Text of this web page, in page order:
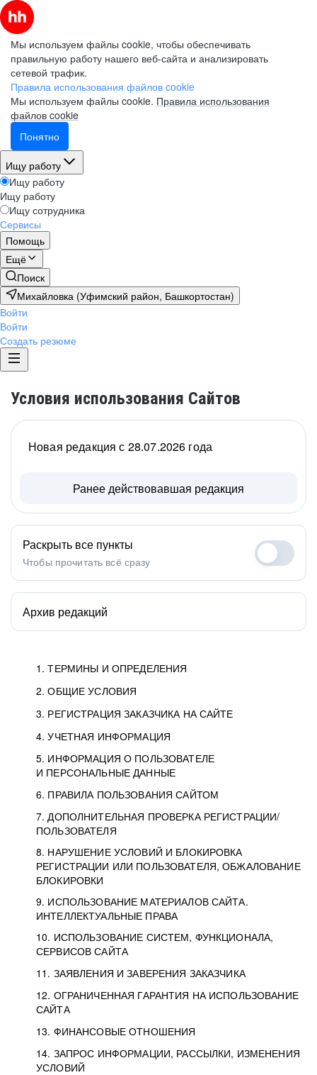
Мы используем файлы cookie, чтобы обеспечивать
правильную работу нашего веб-сайта и анализировать
сетевой трафик.
Правила использования файлов cookie
Мы используем файлы cookie. Правила использования
файлов cookie
Понятно
Ищу работу
Ищу работу
Ищу работу
Ищу сотрудника
Сервисы
Помощь
Ещё
Поиск
Михайловка (Уфимский район, Башкортостан)
Войти
Войти
Создать резюме
Условия использования Сайтов
1. ТЕРМИНЫ И ОПРЕДЕЛЕНИЯ
2. ОБЩИЕ УСЛОВИЯ
3. РЕГИСТРАЦИЯ ЗАКАЗЧИКА НА САЙТЕ
4. УЧЕТНАЯ ИНФОРМАЦИЯ
5. ИНФОРМАЦИЯ О ПОЛЬЗОВАТЕЛЕ
И ПЕРСОНАЛЬНЫЕ ДАННЫЕ
6. ПРАВИЛА ПОЛЬЗОВАНИЯ САЙТОМ
7. ДОПОЛНИТЕЛЬНАЯ ПРОВЕРКА РЕГИСТРАЦИИ/
ПОЛЬЗОВАТЕЛЯ
8. НАРУШЕНИЕ УСЛОВИЙ И БЛОКИРОВКА
РЕГИСТРАЦИИ ИЛИ ПОЛЬЗОВАТЕЛЯ, ОБЖАЛОВАНИЕ
БЛОКИРОВКИ
9. ИСПОЛЬЗОВАНИЕ МАТЕРИАЛОВ САЙТА.
ИНТЕЛЛЕКТУАЛЬНЫЕ ПРАВА
10. ИСПОЛЬЗОВАНИЕ СИСТЕМ, ФУНКЦИОНАЛА,
СЕРВИСОВ САЙТА
11. ЗАЯВЛЕНИЯ И ЗАВЕРЕНИЯ ЗАКАЗЧИКА
12. ОГРАНИЧЕННАЯ ГАРАНТИЯ НА ИСПОЛЬЗОВАНИЕ
САЙТА
13. ФИНАНСОВЫЕ ОТНОШЕНИЯ
14. ЗАПРОС ИНФОРМАЦИИ, РАССЫЛКИ, ИЗМЕНЕНИЯ
УСЛОВИЙ
Новая редакция с 28.07.2026 года
Ранее действовавшая редакция
Раскрыть все пункты
Чтобы прочитать всё сразу
Архив редакций